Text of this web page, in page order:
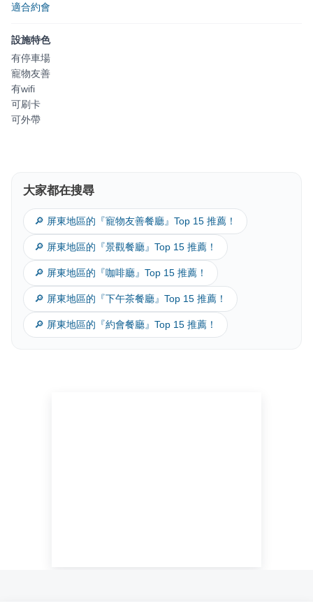
適合約會
設施特色
有停車場
寵物友善
有wifi
可刷卡
可外帶
大家都在搜尋
🔎 屏東地區的『寵物友善餐廳』Top 15 推薦！
🔎 屏東地區的『景觀餐廳』Top 15 推薦！
🔎 屏東地區的『咖啡廳』Top 15 推薦！
🔎 屏東地區的『下午茶餐廳』Top 15 推薦！
🔎 屏東地區的『約會餐廳』Top 15 推薦！